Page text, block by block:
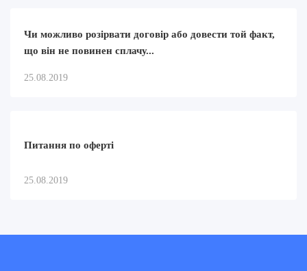
Чи можливо розірвати договір або довести той факт,
що він не повинен сплачу...
25.08.2019
Питання по оферті
25.08.2019